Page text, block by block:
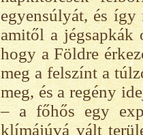
egyensúlyát, és
amitől a jégsapkák
hogy a Földre
meg a felszínt a
meg, és a regény
– a főhős egy
klímájúvá vált